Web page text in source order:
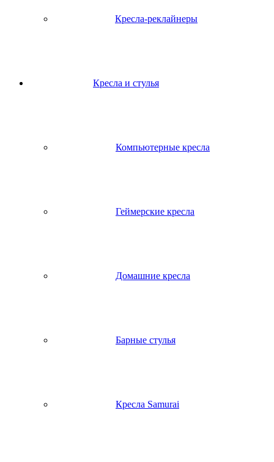
Кресла-реклайнеры
Кресла и стулья
Компьютерные кресла
Геймерские кресла
Домашние кресла
Барные стулья
Кресла Samurai